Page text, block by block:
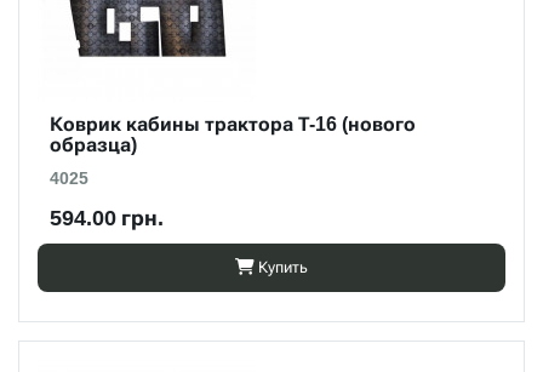
Коврик кабины трактора Т-16 (нового
образца)
4025
594.00 грн.
Купить